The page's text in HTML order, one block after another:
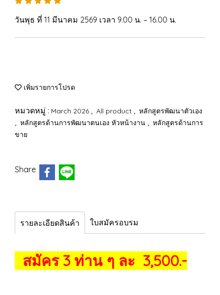
วันพุธ ที่ 11 มีนาคม 2569 เวลา 9.00 น. – 16.00 น.
เพิ่มรายการโปรด
หมวดหมู่ : March 2026 , All product , หลักสูตรพัฒนาตัวเอง
, หลักสูตรด้านการพัฒนาตนเอง หัวหน้างาน , หลักสูตรด้านการ
ขาย
Share
รายละเอียดสินค้า ใบสมัครอบรม
สมัคร 3 ท่าน ๆ ละ 3,500.-